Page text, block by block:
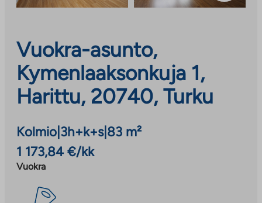
Vuokra-asunto,
Kymenlaaksonkuja 1,
Harittu, 20740, Turku
Kolmio 3h+k+s| 83 m²
1 173,84 €/kk
Vuokra